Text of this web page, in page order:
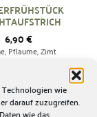
wie
darauf zuzugreifen.
6,90€
Pflaume, Zimt